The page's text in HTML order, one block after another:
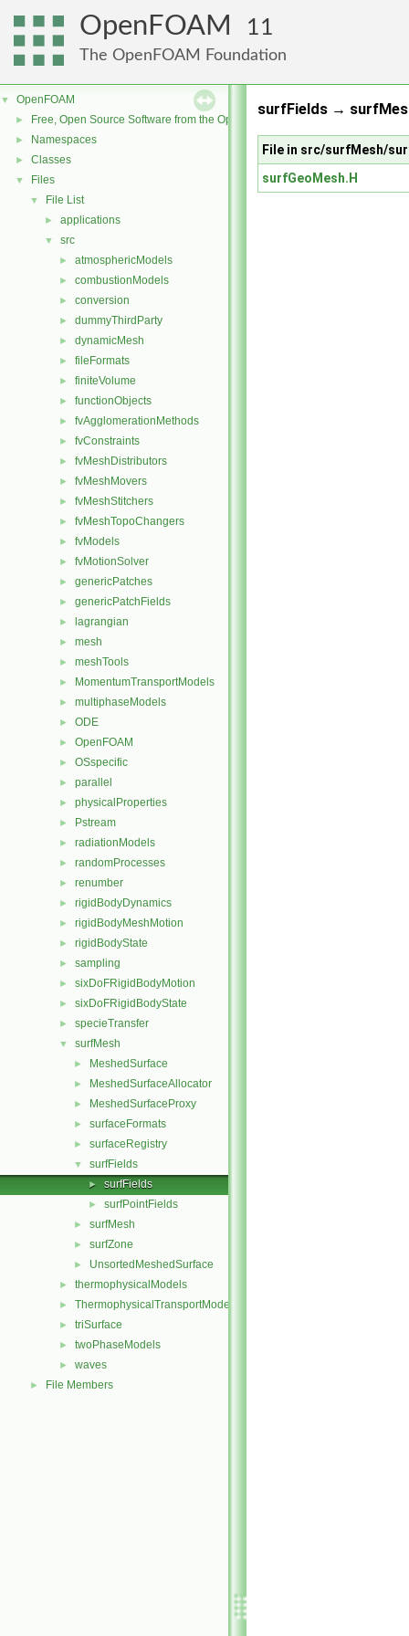
OpenFOAM 11
The OpenFOAM Foundation
▼ OpenFOAM
► Free, Open Source Software from the OpenFOAM Foundation
► Namespaces
► Classes
▼ Files
▼ File List
► applications
▼ src
► atmosphericModels
► combustionModels
► conversion
► dummyThirdParty
► dynamicMesh
► fileFormats
► finiteVolume
► functionObjects
► fvAgglomerationMethods
► fvConstraints
► fvMeshDistributors
► fvMeshMovers
► fvMeshStitchers
► fvMeshTopoChangers
► fvModels
► fvMotionSolver
► genericPatches
► genericPatchFields
► lagrangian
► mesh
► meshTools
► MomentumTransportModels
► multiphaseModels
► ODE
► OpenFOAM
► OSspecific
► parallel
► physicalProperties
► Pstream
► radiationModels
► randomProcesses
► renumber
► rigidBodyDynamics
► rigidBodyMeshMotion
► rigidBodyState
► sampling
► sixDoFRigidBodyMotion
► sixDoFRigidBodyState
► specieTransfer
▼ surfMesh
► MeshedSurface
► MeshedSurfaceAllocator
► MeshedSurfaceProxy
► surfaceFormats
► surfaceRegistry
▼ surfFields
► surfFields
► surfPointFields
► surfMesh
► surfZone
► UnsortedMeshedSurface
► thermophysicalModels
► ThermophysicalTransportModels
► triSurface
► twoPhaseModels
► waves
► File Members
surfFields →
File in src/surfMesh/
surfGeoMesh.H